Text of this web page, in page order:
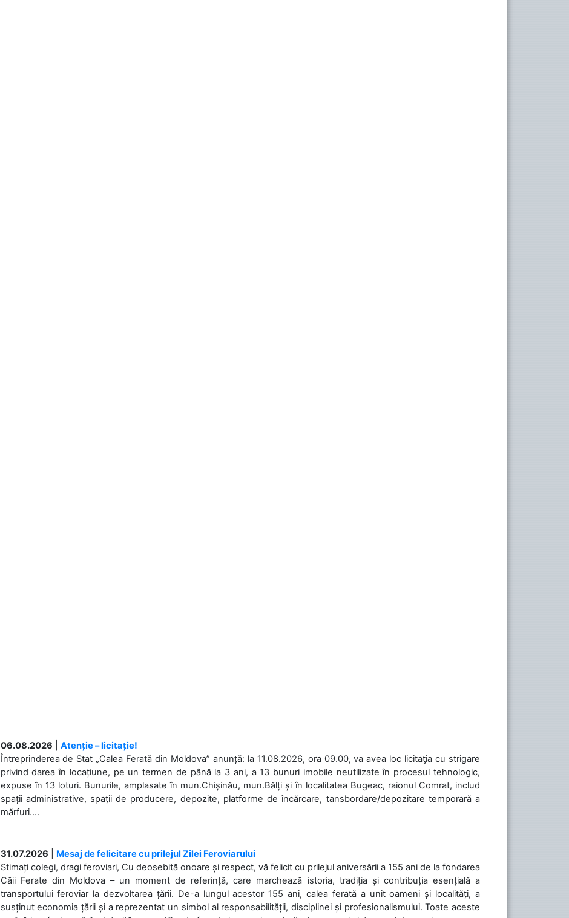
06.08.2026
Atenție – licitație!
Întreprinderea de Stat „Calea Ferată din Moldova” anunță: la 11.08.2026, ora 09.00, va avea loc licitaţia cu strigare
privind darea în locațiune, pe un termen de până la 3 ani, a 13 bunuri imobile neutilizate în procesul tehnologic,
expuse în 13 loturi. Bunurile, amplasate în mun.Chișinău, mun.Bălți și în localitatea Bugeac, raionul Comrat, includ
spații administrative, spații de producere, depozite, platforme de încărcare, tansbordare/depozitare temporară a
mărfuri....
31.07.2026
Mesaj de felicitare cu prilejul Zilei Feroviarului
Stimați colegi, dragi feroviari, Cu deosebită onoare și respect, vă felicit cu prilejul aniversării a 155 ani de la fondarea
Căii Ferate din Moldova – un moment de referință, care marchează istoria, tradiția și contribuția esențială a
transportului feroviar la dezvoltarea țării. De-a lungul acestor 155 ani, calea ferată a unit oameni și localități, a
susținut economia țării și a reprezentat un simbol al responsabilității, disciplinei și profesionalismului. Toate aceste